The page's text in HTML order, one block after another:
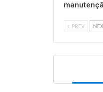
PREV